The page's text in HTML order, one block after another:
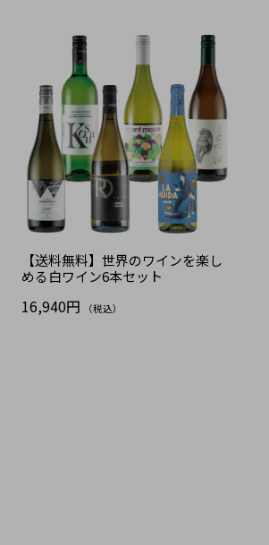
【送料無料】世界のワインを楽し
める白ワイン6本セット
16,940円 （税込）